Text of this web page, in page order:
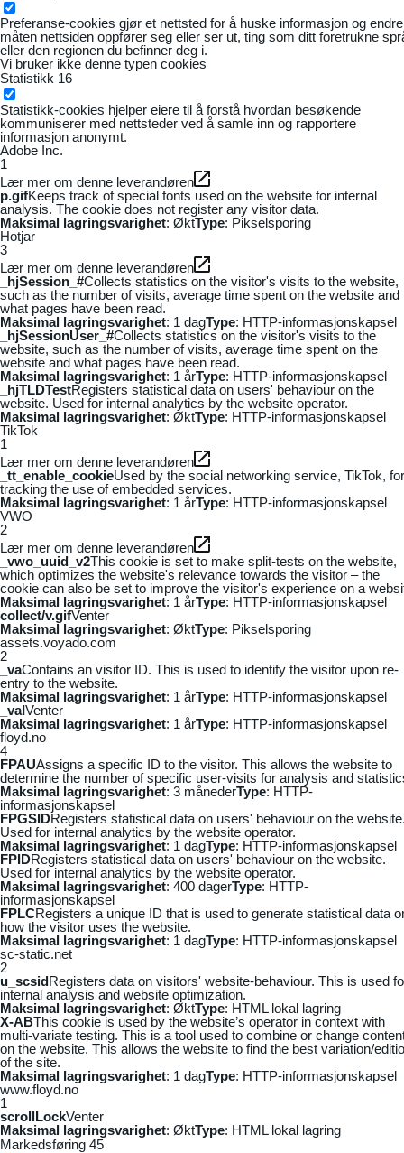
Preferanse-cookies gjør et nettsted for å huske informasjon og
måten nettsiden oppfører seg eller ser ut, ting som ditt foretrukne
eller den regionen du befinner deg i.
Vi bruker ikke denne typen cookies
Statistikk 16
Statistikk-cookies hjelper eiere til å forstå hvordan besøkende
kommuniserer med nettsteder ved å samle inn og rapportere
informasjon anonymt.
Adobe Inc.
1
Lær mer om denne leverandøren
p.gifKeeps track of special fonts used on the website for internal
analysis. The cookie does not register any visitor data.
Maksimal lagringsvarighet: ØktType: Pikselsporing
Hotjar
3
Lær mer om denne leverandøren
_hjSession_#Collects statistics on the visitor's visits to the website,
such as the number of visits, average time spent on the website and
what pages have been read.
Maksimal lagringsvarighet: 1 dagType: HTTP-informasjonskapsel
_hjSessionUser_#Collects statistics on the visitor's visits to the
website, such as the number of visits, average time spent on the
website and what pages have been read.
Maksimal lagringsvarighet: 1 årType: HTTP-informasjonskapsel
_hjTLDTestRegisters statistical data on users' behaviour on the
website. Used for internal analytics by the website operator.
Maksimal lagringsvarighet: ØktType: HTTP-informasjonskapsel
TikTok
1
Lær mer om denne leverandøren
_tt_enable_cookieUsed by the social networking service, TikTok, for
tracking the use of embedded services.
Maksimal lagringsvarighet: 1 årType: HTTP-informasjonskapsel
VWO
2
Lær mer om denne leverandøren
_vwo_uuid_v2This cookie is set to make split-tests on the website,
which optimizes the website's relevance towards the visitor – the
cookie can also be set to improve the visitor's experience on a
Maksimal lagringsvarighet: 1 årType: HTTP-informasjonskapsel
collect/v.gifVenter
Maksimal lagringsvarighet: ØktType: Pikselsporing
assets.voyado.com
2
_vaContains an visitor ID. This is used to identify the visitor upon re-
entry to the website.
Maksimal lagringsvarighet: 1 årType: HTTP-informasjonskapsel
_vaIVenter
Maksimal lagringsvarighet: 1 årType: HTTP-informasjonskapsel
floyd.no
4
FPAUAssigns a specific ID to the visitor. This allows the website to
determine the number of specific user-visits for analysis and
Maksimal lagringsvarighet: 3 månederType: HTTP-
informasjonskapsel
FPGSIDRegisters statistical data on users' behaviour on the
Used for internal analytics by the website operator.
Maksimal lagringsvarighet: 1 dagType: HTTP-informasjonskapsel
FPIDRegisters statistical data on users' behaviour on the website.
Used for internal analytics by the website operator.
Maksimal lagringsvarighet: 400 dagerType: HTTP-
informasjonskapsel
FPLCRegisters a unique ID that is used to generate statistical data
how the visitor uses the website.
Maksimal lagringsvarighet: 1 dagType: HTTP-informasjonskapsel
sc-static.net
2
u_scsidRegisters data on visitors' website-behaviour. This is used
internal analysis and website optimization.
Maksimal lagringsvarighet: ØktType: HTML lokal lagring
X-ABThis cookie is used by the website’s operator in context with
multi-variate testing. This is a tool used to combine or change
on the website. This allows the website to find the best variation/
of the site.
Maksimal lagringsvarighet: 1 dagType: HTTP-informasjonskapsel
www.floyd.no
1
scrollLockVenter
Maksimal lagringsvarighet: ØktType: HTML lokal lagring
Markedsføring 45